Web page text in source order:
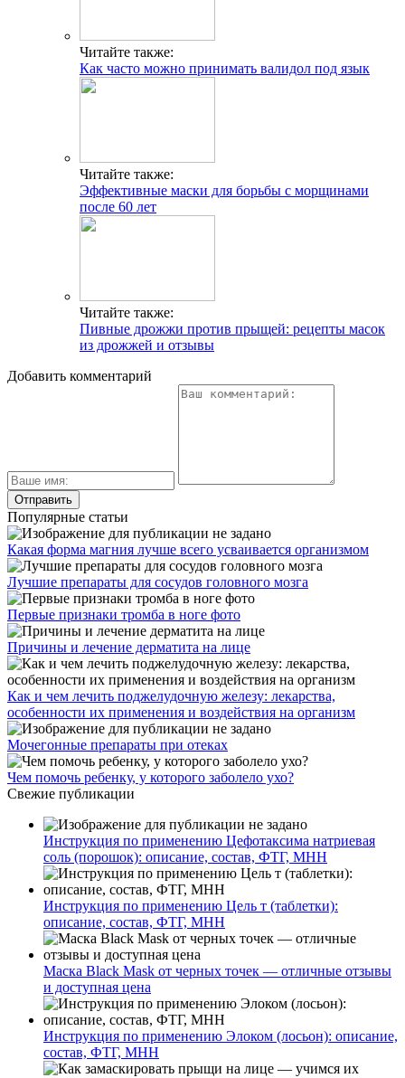
Читайте также:
Как часто можно принимать валидол под язык
Читайте также:
Эффективные маски для борьбы с морщинами
после 60 лет
Читайте также:
Пивные дрожжи против прыщей: рецепты масок
из дрожжей и отзывы
Добавить комментарий
Популярные статьи
Какая форма магния лучше всего усваивается организмом
Лучшие препараты для сосудов головного мозга
Первые признаки тромба в ноге фото
Причины и лечение дерматита на лице
Как и чем лечить поджелудочную железу: лекарства,
особенности их применения и воздействия на организм
Мочегонные препараты при отеках
Чем помочь ребенку, у которого заболело ухо?
Свежие публикации
Инструкция по применению Цефотаксима натриевая
соль (порошок): описание, состав, ФТГ, МНН
Инструкция по применению Цель т (таблетки):
описание, состав, ФТГ, МНН
Маска Black Mask от черных точек — отличные отзывы
и доступная цена
Инструкция по применению Элоком (лосьон): описание,
состав, ФТГ, МНН